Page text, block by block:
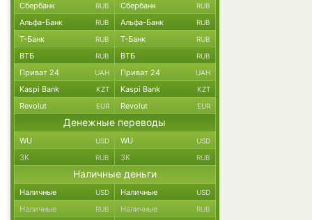
Сбербанк RUB Сбербанк RUB
Альфа-Банк RUB Альфа-Банк RUB
Т-Банк RUB Т-Банк RUB
ВТБ RUB ВТБ RUB
Приват 24 UAH Приват 24 UAH
Kaspi Bank KZT Kaspi Bank KZT
Revolut EUR Revolut EUR
Денежные переводы
WU USD WU USD
ЗК RUB ЗК RUB
Наличные деньги
Наличные USD Наличные USD
Наличные RUB Наличные RUB